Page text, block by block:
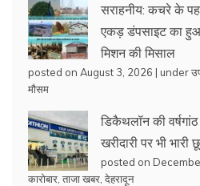
सराहनीय: कचरे के
एकड़ डंपसाइट का
मिशन की मिसाल
posted on August 3, 2026 | under
मौसम
डिकैथलॉन की
खरीदारी पर भी भारी
posted on
कारोबार ताजा खबर देहरादून